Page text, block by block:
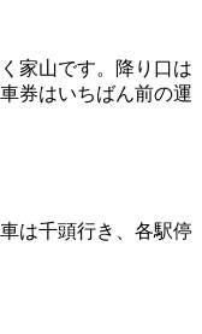
家山です。降り口は
券はいちばん前の運
は千頭行き、各駅停